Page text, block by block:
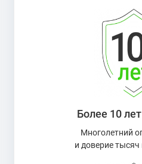
Более 10
Многолетний
и доверие тысяч